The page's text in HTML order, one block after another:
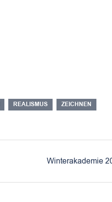
REALISMUS ZEICHNEN
Winterakademie